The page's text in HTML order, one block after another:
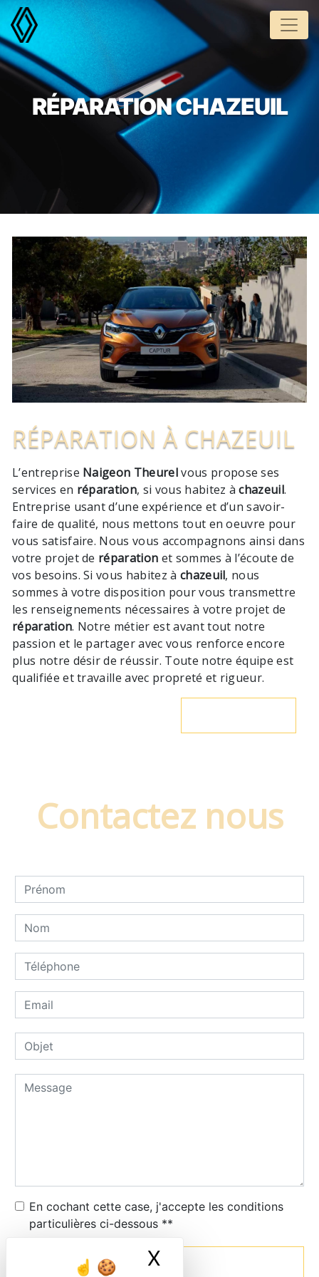
Panneau de gestion des cookies
X
RÉPARATION CHAZEUIL
RÉPARATION À CHAZEUIL
L’entreprise Naigeon Theurelvous propose ses
services en réparation, si vous habitez àchazeuil.
Entreprise usant d’une expérience et d’un savoir-
faire de qualité, nous mettons tout en oeuvre pour
vous satisfaire. Nous vous accompagnons ainsi dans
votre projet de réparation et sommes à l’écoute de
vos besoins. Si vous habitez à chazeuil, nous
sommes à votre disposition pour vous transmettre
les renseignements nécessaires à votre projet de
réparation. Notre métier est avant tout notre
passion et le partager avec vous renforce encore
plus notre désir de réussir. Toute notre équipe est
qualifiée et travaille avec propreté et rigueur.
Contactez nous
En cochant cette case, j'accepte les conditions
particulières ci-dessous **
Envoyer